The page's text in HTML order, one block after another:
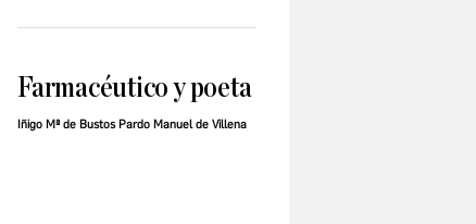
Farmacéutico y poeta
Iñigo Mª de Bustos Pardo Manuel de Villena